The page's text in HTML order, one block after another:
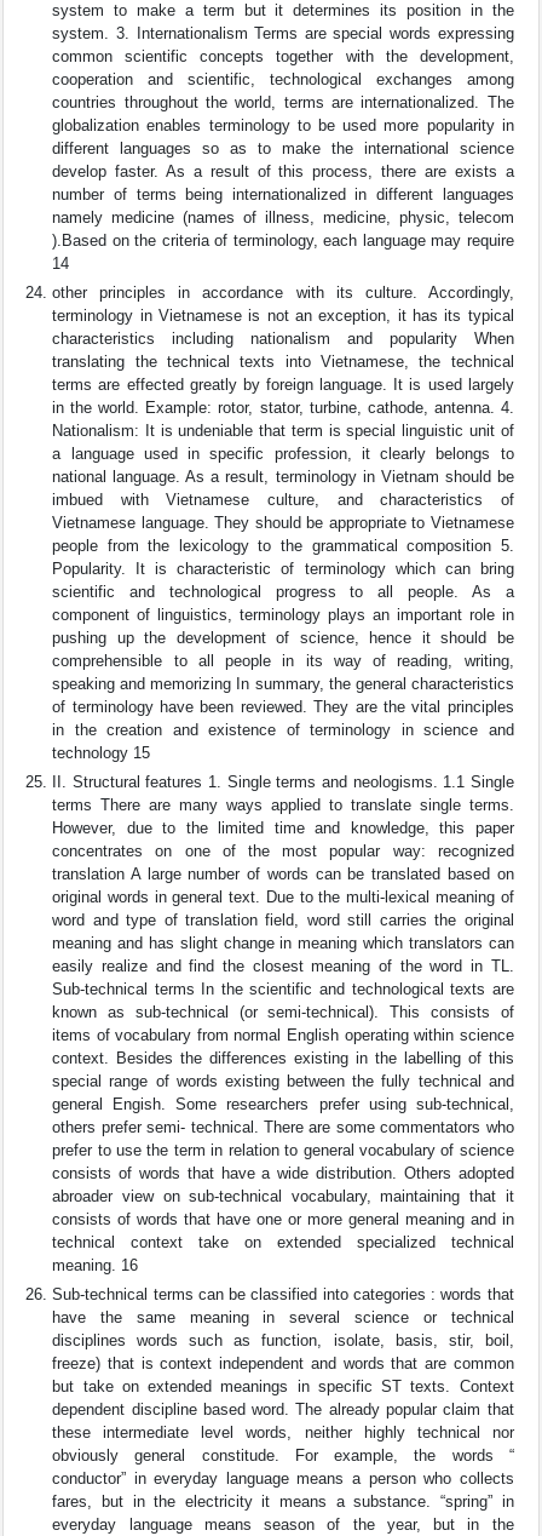
system to make a term but it determines its position in the
system. 3. Internationalism Terms are special words expressing
common scientific concepts together with the development,
cooperation and scientific, technological exchanges among
countries throughout the world, terms are internationalized. The
globalization enables terminology to be used more popularity in
different languages so as to make the international science
develop faster. As a result of this process, there are exists a
number of terms being internationalized in different languages
namely medicine (names of illness, medicine, physic, telecom
).Based on the criteria of terminology, each language may require
14
other principles in accordance with its culture. Accordingly,
terminology in Vietnamese is not an exception, it has its typical
characteristics including nationalism and popularity When
translating the technical texts into Vietnamese, the technical
terms are effected greatly by foreign language. It is used largely
in the world. Example: rotor, stator, turbine, cathode, antenna. 4.
Nationalism: It is undeniable that term is special linguistic unit of
a language used in specific profession, it clearly belongs to
national language. As a result, terminology in Vietnam should be
imbued with Vietnamese culture, and characteristics of
Vietnamese language. They should be appropriate to Vietnamese
people from the lexicology to the grammatical composition 5.
Popularity. It is characteristic of terminology which can bring
scientific and technological progress to all people. As a
component of linguistics, terminology plays an important role in
pushing up the development of science, hence it should be
comprehensible to all people in its way of reading, writing,
speaking and memorizing In summary, the general characteristics
of terminology have been reviewed. They are the vital principles
in the creation and existence of terminology in science and
technology 15
II. Structural features 1. Single terms and neologisms. 1.1 Single
terms There are many ways applied to translate single terms.
However, due to the limited time and knowledge, this paper
concentrates on one of the most popular way: recognized
translation A large number of words can be translated based on
original words in general text. Due to the multi-lexical meaning of
word and type of translation field, word still carries the original
meaning and has slight change in meaning which translators can
easily realize and find the closest meaning of the word in TL.
Sub-technical terms In the scientific and technological texts are
known as sub-technical (or semi-technical). This consists of
items of vocabulary from normal English operating within science
context. Besides the differences existing in the labelling of this
special range of words existing between the fully technical and
general Engish. Some researchers prefer using sub-technical,
others prefer semi- technical. There are some commentators who
prefer to use the term in relation to general vocabulary of science
consists of words that have a wide distribution. Others adopted
abroader view on sub-technical vocabulary, maintaining that it
consists of words that have one or more general meaning and in
technical context take on extended specialized technical
meaning. 16
Sub-technical terms can be classified into categories : words that
have the same meaning in several science or technical
disciplines words such as function, isolate, basis, stir, boil,
freeze) that is context independent and words that are common
but take on extended meanings in specific ST texts. Context
dependent discipline based word. The already popular claim that
these intermediate level words, neither highly technical nor
obviously general constitude. For example, the words “
conductor” in everyday language means a person who collects
fares, but in the electricity it means a substance. “spring” in
everyday language means season of the year, but in the